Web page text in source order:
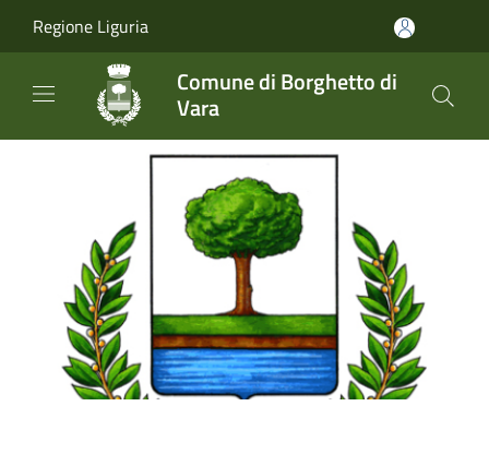
Regione Liguria
Comune di Borghetto di
Vara